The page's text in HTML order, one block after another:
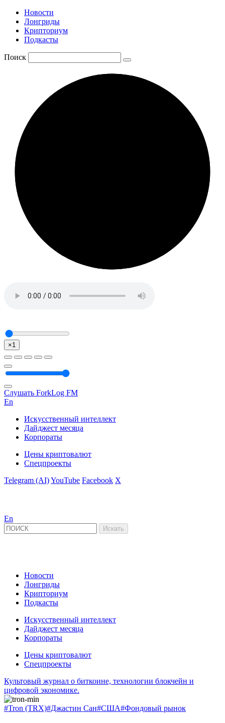
Новости
Лонгриды
Крипториум
Подкасты
Поиск
×1
Слушать ForkLog FM
En
Искусственный интеллект
Дайджест месяца
Корпораты
Цены криптовалют
Спецпроекты
Telegram (AI)YouTube Facebook X
En
Новости
Лонгриды
Крипториум
Подкасты
Искусственный интеллект
Дайджест месяца
Корпораты
Цены криптовалют
Спецпроекты
Культовый журнал о биткоине, технологии блокчейн и
цифровой экономике.
#Tron (TRX)#Джастин Сан#США#Фондовый рынок